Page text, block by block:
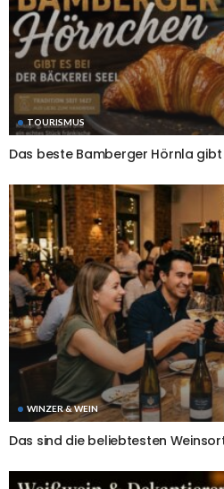
TOURISMUS
Das beste Bamberger Hörnla
WINZER & WEIN
Das sind die beliebtesten